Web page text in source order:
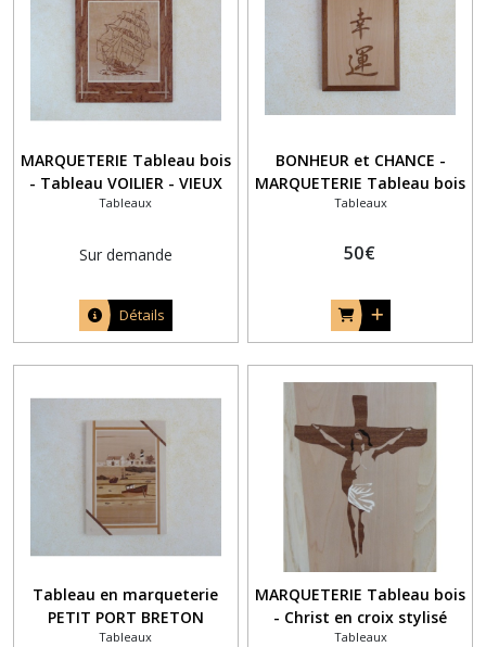
MARQUETERIE Tableau bois
- Tableau VOILIER - VIEUX
GREEMENT
Tableaux
Sur demande
Détails
BONHEUR et CHANCE -
MARQUETERIE Tableau bois
Tableaux
50€
Tableau en marqueterie
PETIT PORT BRETON
Tableaux
MARQUETERIE Tableau bois
- Christ en croix stylisé
Tableaux